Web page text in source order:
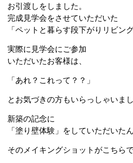
お引渡しをしました。
完成見学会をさせていただいた
「ペットと暮らす段下がりリビン
実際に見学会にご参加
いただいたお客様は、
「あれ？これって？？」
とお気づきの方もいらっしゃいまし
新築の記念に
「塗り壁体験」をしていただいたん
そのメイキングショットがこちらで